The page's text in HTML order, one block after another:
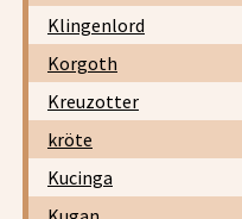
Klingenlord
Korgoth
Kreuzotter
kröte
Kucinga